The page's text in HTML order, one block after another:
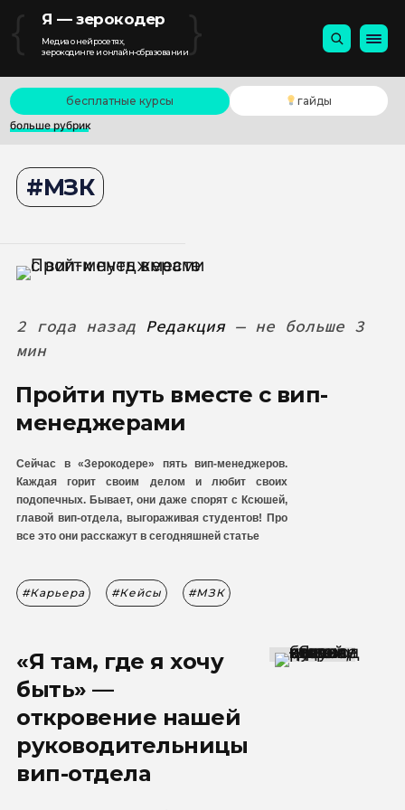
{ Я — зерокодер
Медиа о нейросетях,
зерокодинге и онлайн-образовании}
бесплатные курсы
гайды
больше рубрик
МЗК
2 года назад Редакция — не больше 3
мин
Пройти путь вместе с вип-
менеджерами
Сейчас в «Зерокодере» пять вип-менеджеров.
Каждая горит своим делом и любит своих
подопечных. Бывает, они даже спорят с Ксюшей,
главой вип-отдела, выгораживая студентов! Про
все это они расскажут в сегодняшней статье
Карьера Кейсы МЗК
«Я там, где я хочу
быть» —
откровение нашей
руководительницы
вип-отдела